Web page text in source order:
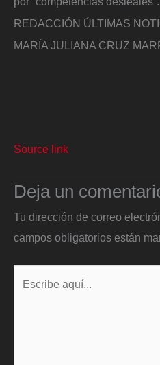
REDACCIÓN ÚLTIMAS
MARÍA JULIANA CRUZ
Source link
Deja un
Tu dirección de correo
campos obligatorios están